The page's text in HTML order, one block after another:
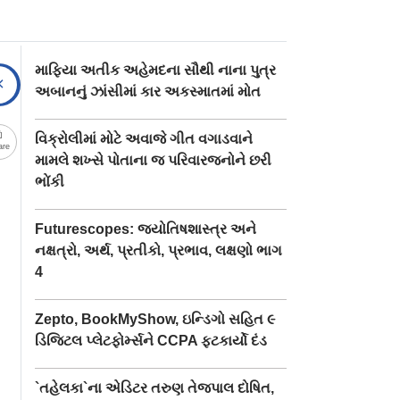
માફિયા અતીક અહેમદના સૌથી નાના પુત્ર
અબાનનું ઝાંસીમાં કાર અકસ્માતમાં મોત
વિક્રોલીમાં મોટે અવાજે ગીત વગાડવાને
મામલે શખ્સે પોતાના જ પરિવારજનોને છરી
ભોંકી
Futurescopes: જ્યોતિષશાસ્ત્ર અને
નક્ષત્રો, અર્થ, પ્રતીકો, પ્રભાવ, લક્ષણો ભાગ
4
Zepto, BookMyShow, ઇન્ડિગો સહિત ૯
ડિજિટલ પ્લેટફોર્મ્સને CCPA ફટકાર્યો દંડ
`તહેલકા`ના એડિટર તરુણ તેજપાલ દોષિત,